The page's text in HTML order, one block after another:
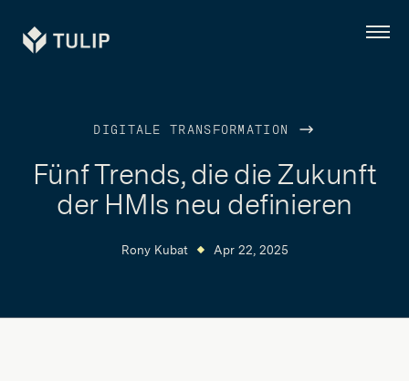
Tulip Menü
DIGITALE TRANSFORMATION
Fünf Trends, die die Zukunft
der HMIs neu definieren
Rony Kubat Apr 22, 2025